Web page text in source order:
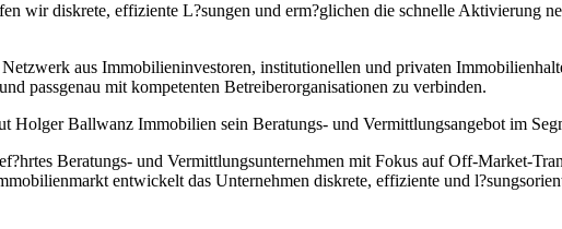
wir diskrete, effiziente L?sungen und erm?glichen die schnelle Aktivierung
aus Immobilieninvestoren, institutionellen und privaten
passgenau mit kompetenten Betreiberorganisationen zu verbinden.
Ballwanz Immobilien sein Beratungs- und Vermittlungsangebot im
Beratungs- und Vermittlungsunternehmen mit Fokus auf Off-Market-
entwickelt das Unternehmen diskrete, effiziente und